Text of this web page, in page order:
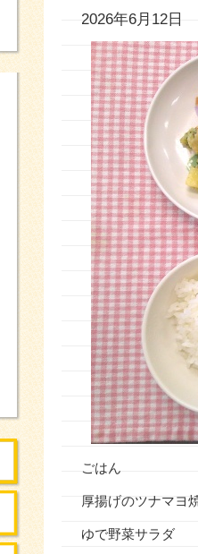
2026年6月12日
ごはん
厚揚げのツナマヨ
ゆで野菜サラダ